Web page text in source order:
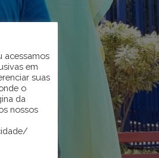
acessamos
em
suas
o
da
nossos